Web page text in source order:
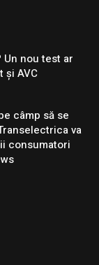
nou test ar
și AVC
câmp să se
va
consumatori